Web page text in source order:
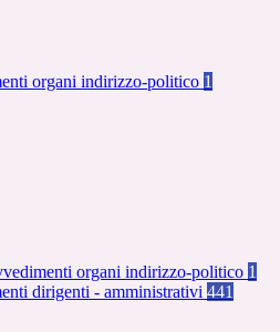
organi indirizzo-politico 1
organi indirizzo-politico 1
dirigenti - amministrativi 441